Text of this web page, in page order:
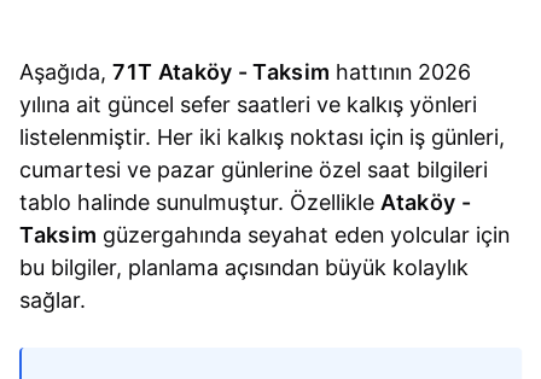
Aşağıda,71T Ataköy - Taksim hattının 2026
yılına ait güncel sefer saatleri ve kalkış yönleri
listelenmiştir. Her iki kalkış noktası için iş günleri,
cumartesi ve pazar günlerine özel saat bilgileri
tablo halinde sunulmuştur. ÖzellikleAtaköy -
Taksim güzergahında seyahat eden yolcular için
bu bilgiler, planlama açısından büyük kolaylık
sağlar.